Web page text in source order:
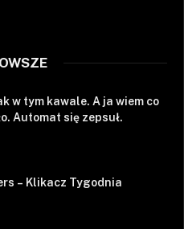
w tym kawale. A ja wiem co
Automat się zepsuł.
– Klikacz Tygodnia